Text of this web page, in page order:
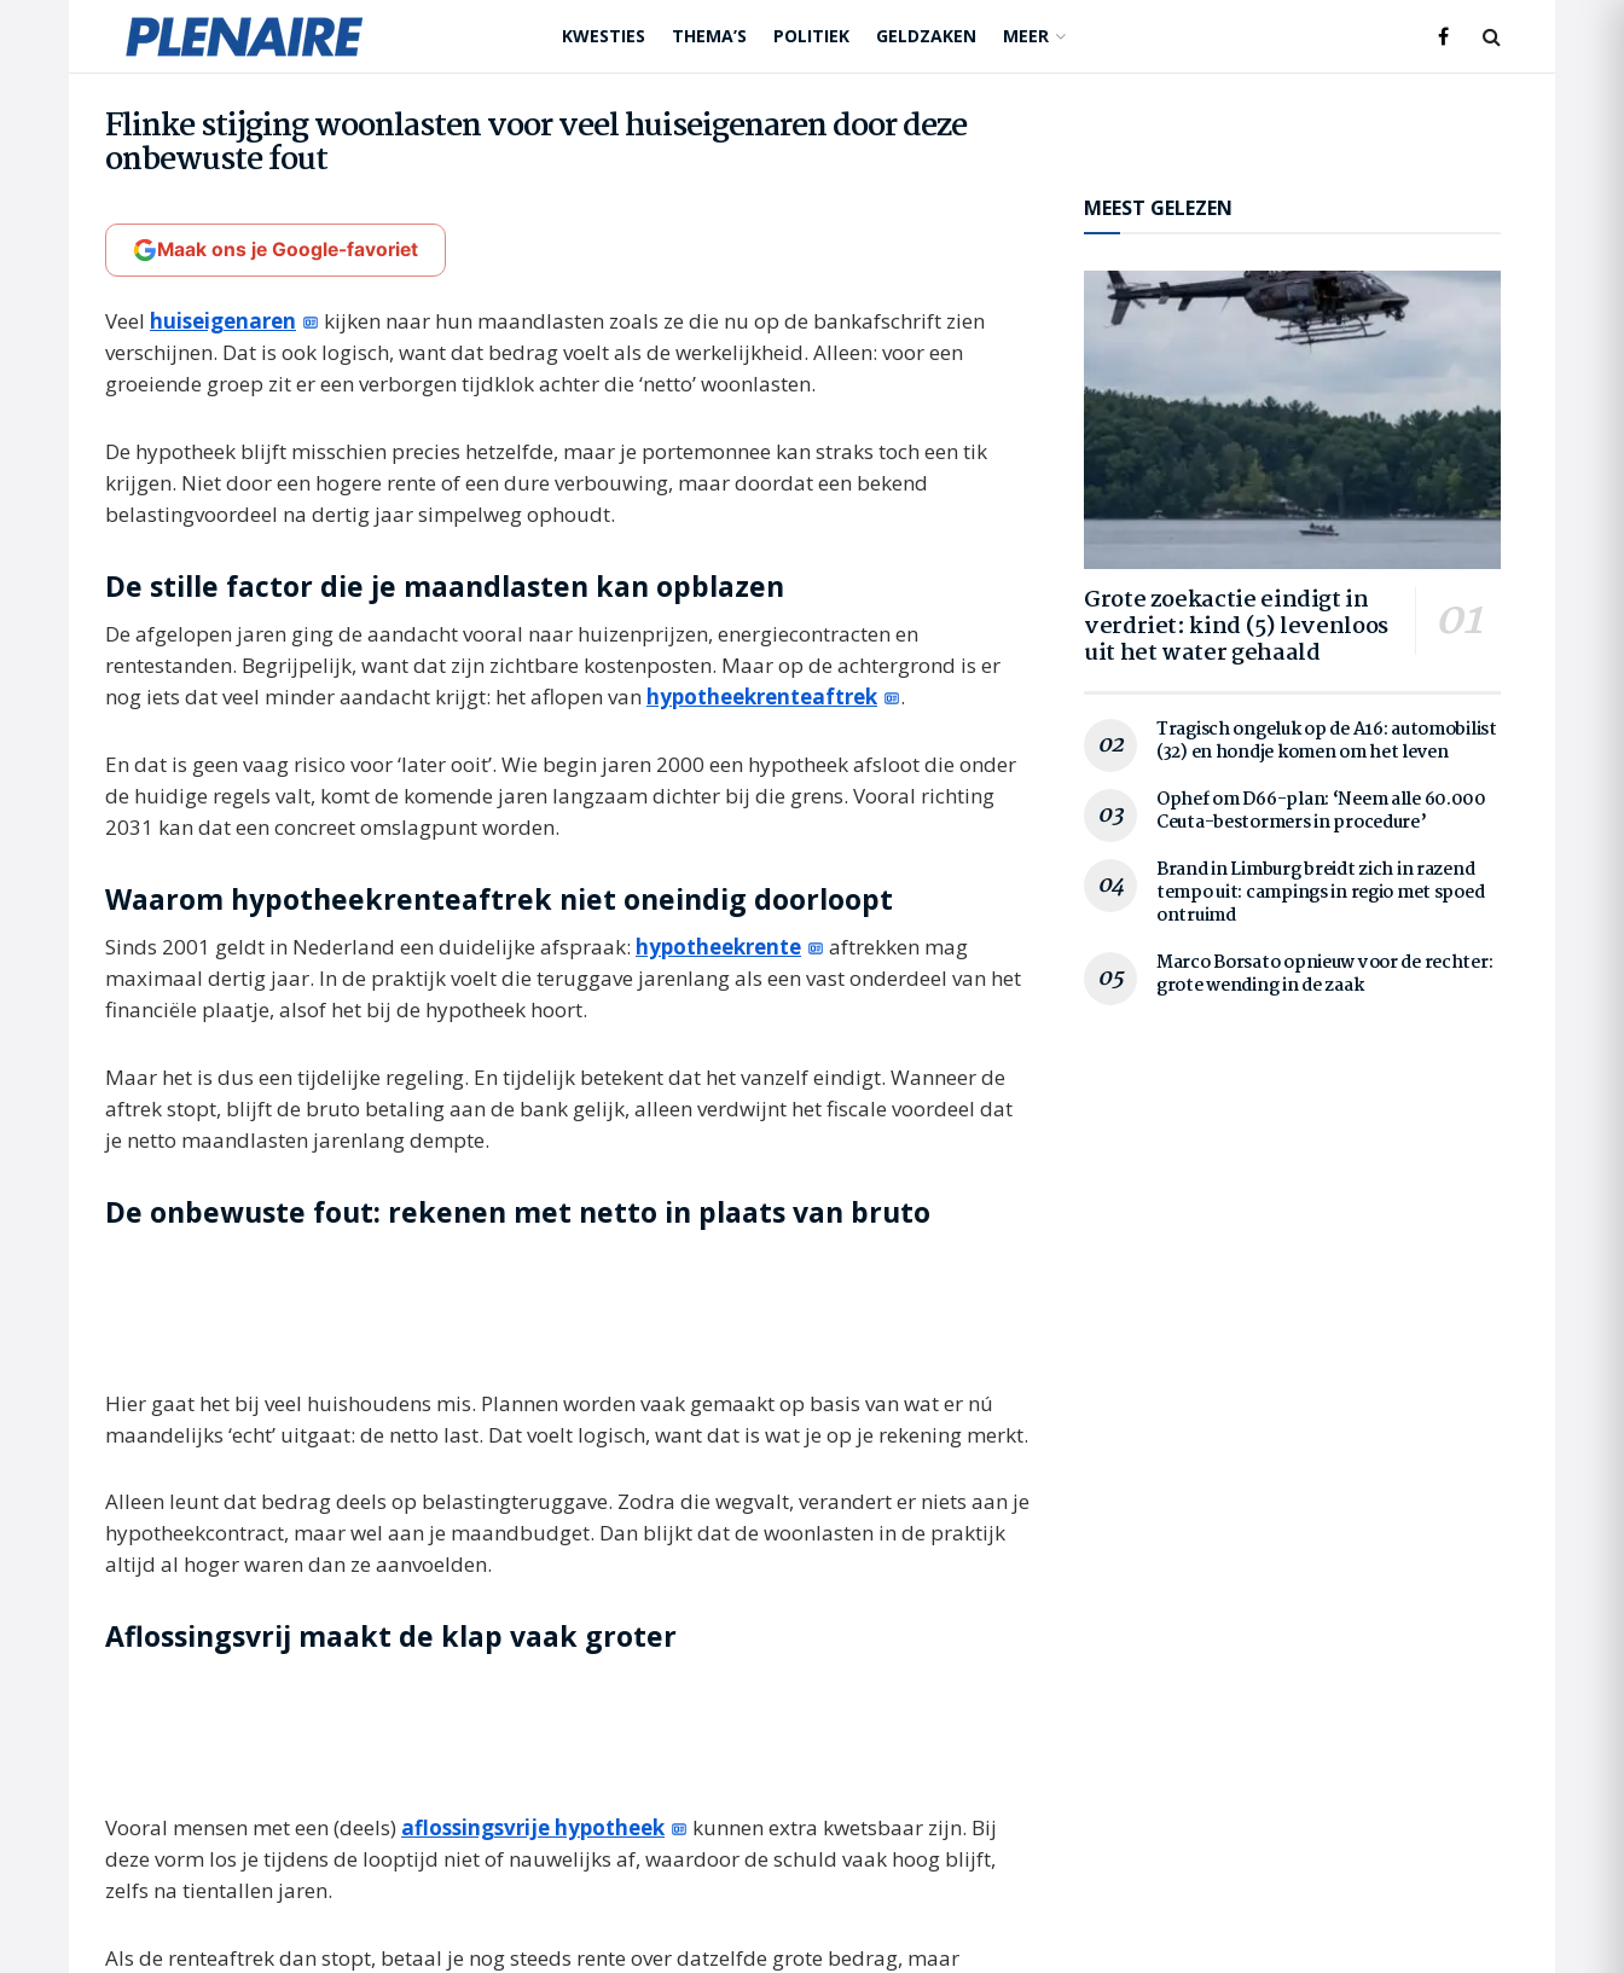
KWESTIES THEMA’S POLITIEK GELDZAKEN MEER
Flinke stijging woonlasten voor veel huiseigenaren door deze
onbewuste fout
Maak ons je Google-favoriet
Veel huiseigenaren
kijken naar hun maandlasten zoals ze die nu op de bankafschrift zien
verschijnen. Dat is ook logisch, want dat bedrag voelt als de werkelijkheid. Alleen: voor een
groeiende groep zit er een verborgen tijdklok achter die ‘netto’ woonlasten.
De hypotheek blijft misschien precies hetzelfde, maar je portemonnee kan straks toch een tik
krijgen. Niet door een hogere rente of een dure verbouwing, maar doordat een bekend
belastingvoordeel na dertig jaar simpelweg ophoudt.
De stille factor die je maandlasten kan opblazen
De afgelopen jaren ging de aandacht vooral naar huizenprijzen, energiecontracten en
rentestanden. Begrijpelijk, want dat zijn zichtbare kostenposten. Maar op de achtergrond is er
nog iets dat veel minder aandacht krijgt: het aflopen van hypotheekrenteaftrek .
En dat is geen vaag risico voor ‘later ooit’. Wie begin jaren 2000 een hypotheek afsloot die onder
de huidige regels valt, komt de komende jaren langzaam dichter bij die grens. Vooral richting
2031 kan dat een concreet omslagpunt worden.
Waarom hypotheekrenteaftrek niet oneindig doorloopt
Sinds 2001 geldt in Nederland een duidelijke afspraak: hypotheekrente
aftrekken mag
maximaal dertig jaar. In de praktijk voelt die teruggave jarenlang als een vast onderdeel van het
financiële plaatje, alsof het bij de hypotheek hoort.
Maar het is dus een tijdelijke regeling. En tijdelijk betekent dat het vanzelf eindigt. Wanneer de
aftrek stopt, blijft de bruto betaling aan de bank gelijk, alleen verdwijnt het fiscale voordeel dat
je netto maandlasten jarenlang dempte.
De onbewuste fout: rekenen met netto in plaats van bruto
Hier gaat het bij veel huishoudens mis. Plannen worden vaak gemaakt op basis van wat er nú
maandelijks ‘echt’ uitgaat: de netto last. Dat voelt logisch, want dat is wat je op je rekening merkt.
Alleen leunt dat bedrag deels op belastingteruggave. Zodra die wegvalt, verandert er niets aan je
hypotheekcontract, maar wel aan je maandbudget. Dan blijkt dat de woonlasten in de praktijk
altijd al hoger waren dan ze aanvoelden.
Aflossingsvrij maakt de klap vaak groter
Vooral mensen met een (deels) aflossingsvrije hypotheek
kunnen extra kwetsbaar zijn. Bij
deze vorm los je tijdens de looptijd niet of nauwelijks af, waardoor de schuld vaak hoog blijft,
zelfs na tientallen jaren.
Als de renteaftrek dan stopt, betaal je nog steeds rente over datzelfde grote bedrag, maar
MEEST GELEZEN
Grote zoekactie eindigt in
verdriet: kind (5) levenloos
uit het water gehaald
Tragisch ongeluk op de A16: automobilist
(32) en hondje komen om het leven
Ophef om D66-plan: ‘Neem alle 60.000
Ceuta-bestormers in procedure’
Brand in Limburg breidt zich in razend
tempo uit: campings in regio met spoed
ontruimd
Marco Borsato opnieuw voor de rechter:
grote wending in de zaak